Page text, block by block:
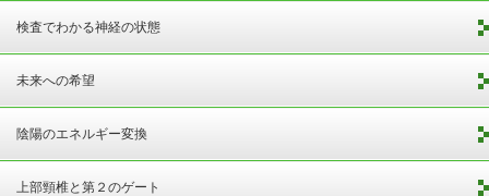
検査でわかる神経の状態
未来への希望
陰陽のエネルギー変換
上部頸椎と第２のゲート